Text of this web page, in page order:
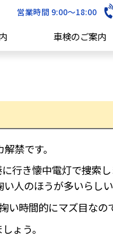
営業時間 9:00～18:00
車検のご案内
禁です。
行き懐中電灯で捜索
人のほうが多いらしい
時間的にマズ目なの
ょう。